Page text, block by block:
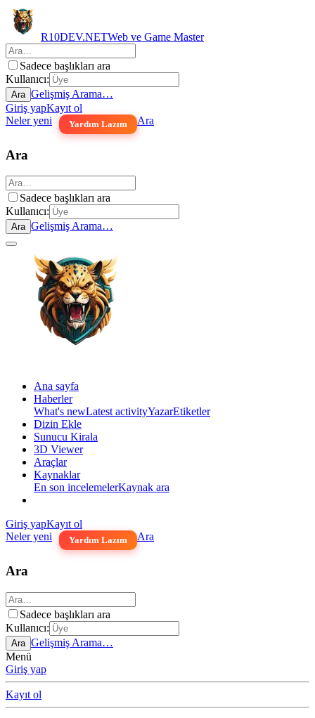
R10DEV.NETWeb ve Game Master
Sadece başlıkları ara
Kullanıcı:
Ara Gelişmiş Arama…
Giriş yapKayıt ol
Neler yeni
Yardım Lazım Ara
Ara
Sadece başlıkları ara
Kullanıcı:
Ara Gelişmiş Arama…
Ana sayfa
Haberler
What's newLatest activityYazarEtiketler
Dizin Ekle
Sunucu Kirala
3D Viewer
Araçlar
Kaynaklar
En son incelemelerKaynak ara
Giriş yapKayıt ol
Neler yeni
Yardım Lazım Ara
Ara
Sadece başlıkları ara
Kullanıcı:
Ara Gelişmiş Arama…
Menü
Giriş yap
Kayıt ol